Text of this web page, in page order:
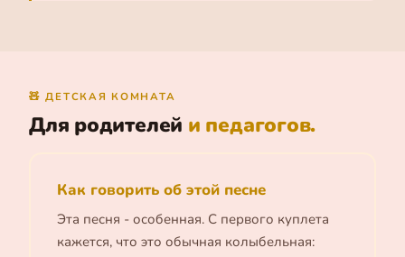
🧸 ДЕТСКАЯ КОМНАТА
Для родителей и педагогов.
Как говорить об этой песне
Эта песня - особенная. С первого куплета
кажется, что это обычная колыбельная: